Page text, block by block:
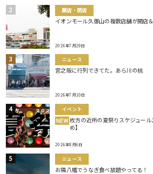
開店・閉店
イオンモール久御山の複数店舗が開店
2026年7月29日
ニュース
宮之阪に行列できてた。あら川の桃
2026年7月10日
イベント
NEW 枚方の近所の夏祭りスケジュー
め】
2026年8月6日
ニュース
お隣八幡でうなぎ食べ放題やってる！